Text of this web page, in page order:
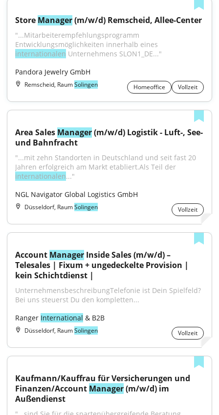
Store Manager (m/w/d) Remscheid, Allee-Center
"...Mitarbeiterempfehlungsprogramm
internationalen Unternehmens SLON1_DE..."
Pandora Jewelry GmbH
Remscheid, RaumSolingen Homeoffice Vollzeit
Area Sales Manager (m/w/d) Logistik - Luft-, See-
und Bahnfracht
"...mit zehn Standorten in Deutschland und seit fast 20
internationalen..."
NGL Navigator Global Logistics GmbH
Düsseldorf, RaumSolingen Vollzeit
Account Manager Inside Sales (m/w/d) –
Telesales | Fixum + ungedeckelte Provision |
kein Schichtdienst |
UnternehmensbeschreibungTelefonie ist Dein Spielfeld?
Bei uns steuerst Du den kompletten...
Ranger International & B2B
Düsseldorf, RaumSolingen Vollzeit
Kaufmann/Kauffrau für Versicherungen und
Finanzen/Account Manager (m/w/d) im
Außendienst